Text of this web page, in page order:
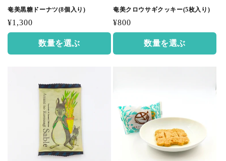
奄美黒糖ドーナツ(8個入り)
通
常
格
¥1,300
数量を選ぶ
奄美クロウサギクッキー(5枚入り)
通
常
格
¥800
数量を選ぶ